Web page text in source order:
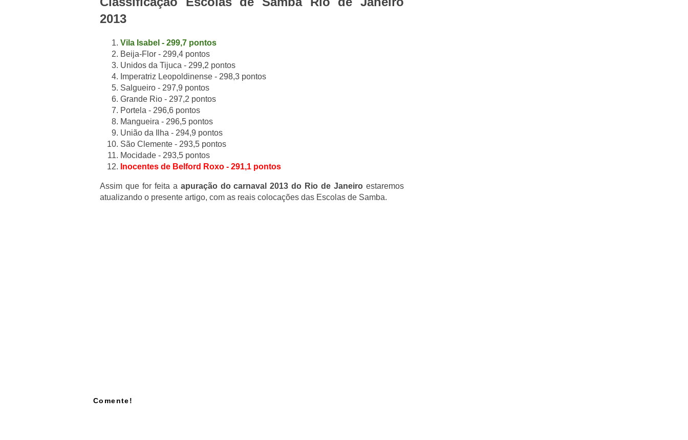
2013
Vila Isabel - 299,7 pontos
Beija-Flor - 299,4 pontos
Unidos da Tijuca - 299,2 pontos
Imperatriz Leopoldinense - 298,3 pontos
Salgueiro - 297,9 pontos
Grande Rio - 297,2 pontos
Portela - 296,6 pontos
Mangueira - 296,5 pontos
União da Ilha - 294,9 pontos
São Clemente - 293,5 pontos
Mocidade - 293,5 pontos
Inocentes de Belford Roxo - 291,1 pontos
Assim que for feita a apuração do carnaval 2013 do Rio de Janeiro estaremos
atualizando o presente artigo, com as reais colocações das Escolas de Samba.
Comente!